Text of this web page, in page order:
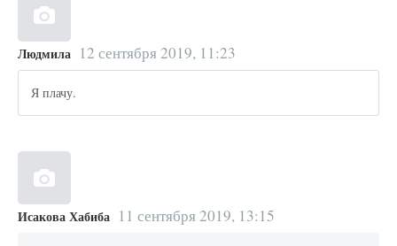
Людмила 12 сентября 2019, 11:23
Я плачу.
Исакова Хабиба 11 сентября 2019, 13:15